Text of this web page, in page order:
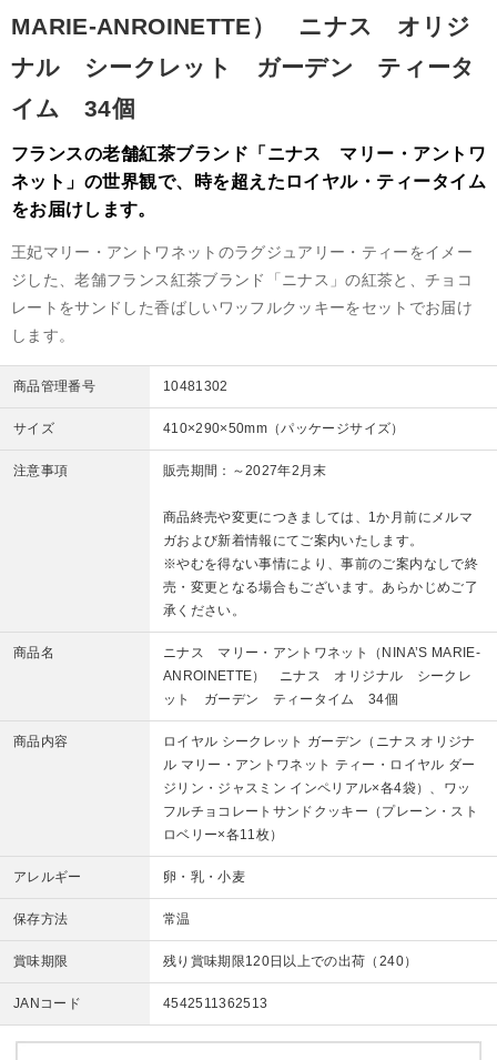
MARIE-ANROINETTE） ニナス オリジ
ナル シークレット ガーデン ティータ
イム 34個
フランスの老舗紅茶ブランド「ニナス マリー・アントワ
ネット」の世界観で、時を超えたロイヤル・ティータイム
をお届けします。
王妃マリー・アントワネットのラグジュアリー・ティーをイメー
ジした、老舗フランス紅茶ブランド「ニナス」の紅茶と、チョコ
レートをサンドした香ばしいワッフルクッキーをセットでお届け
します。
商品管理番号 10481302
サイズ 410×290×50mm（パッケージサイズ）
注意事項 販売期間：～2027年2月末
商品終売や変更につきましては、1か月前にメルマ
ガおよび新着情報にてご案内いたします。
※やむを得ない事情により、事前のご案内なしで終
売・変更となる場合もございます。あらかじめご了
承ください。
商品名
ニナス マリー・アントワネット（NINA’S MARIE-
ANROINETTE） ニナス オリジナル シークレ
ット ガーデン ティータイム 34個
商品内容
ロイヤル シークレット ガーデン（ニナス オリジナ
ル マリー・アントワネット ティー・ロイヤル ダー
ジリン・ジャスミン インペリアル×各4袋）、ワッ
フルチョコレートサンドクッキー（プレーン・スト
ロベリー×各11枚）
アレルギー 卵・乳・小麦
保存方法 常温
賞味期限 残り賞味期限120日以上での出荷（240）
JANコード 4542511362513